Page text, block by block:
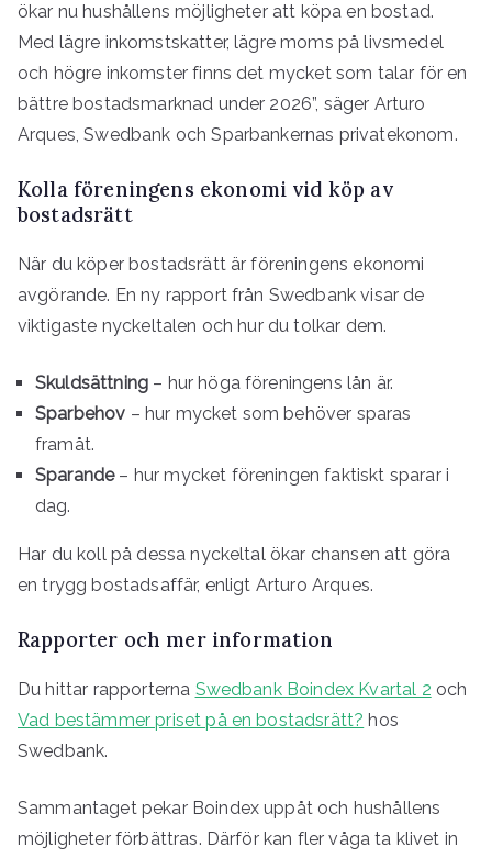
ökar nu hushållens möjligheter att köpa en bostad.
Med lägre inkomstskatter, lägre moms på livsmedel
och högre inkomster finns det mycket som talar för en
bättre bostadsmarknad under 2026”, säger Arturo
Arques, Swedbank och Sparbankernas privatekonom.
Kolla föreningens ekonomi vid köp av
bostadsrätt
När du köper bostadsrätt är föreningens ekonomi
avgörande. En ny rapport från Swedbank visar de
viktigaste nyckeltalen och hur du tolkar dem.
Skuldsättning – hur höga föreningens lån är.
Sparbehov – hur mycket som behöver sparas
framåt.
Sparande– hur mycket föreningen faktiskt sparar i
dag.
Har du koll på dessa nyckeltal ökar chansen att göra
en trygg bostadsaffär, enligt Arturo Arques.
Rapporter och mer information
Du hittar rapporterna Swedbank Boindex Kvartal 2 och
Vad bestämmer priset på en bostadsrätt? hos
Swedbank.
Sammantaget pekar Boindex uppåt och hushållens
möjligheter förbättras. Därför kan fler våga ta klivet in